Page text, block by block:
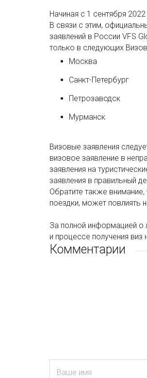
Начиная с 1 сентября
В связи с этим,
заявлений в России VFS
только в следующих
Москва
Санкт-Петербург
Петрозаводск
Мурманск
Визовые заявления
визовое заявление в
заявления на
заявления в правильный
Обратите также
поездки, может повлиять
За полной информацией о
и процессе получения
Комментарии
Ваше имя